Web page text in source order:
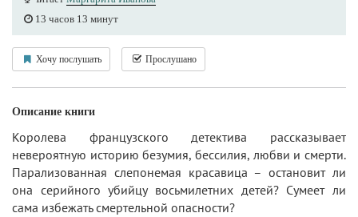
13 часов 13 минут
Хочу послушать Прослушано
Описание книги
Королева французского детектива рассказывает
невероятную историю безумия, бессилия, любви и смерти.
Парализованная слепонемая красавица – остановит ли
она серийного убийцу восьмилетних детей? Сумеет ли
сама избежать смертельной опасности?